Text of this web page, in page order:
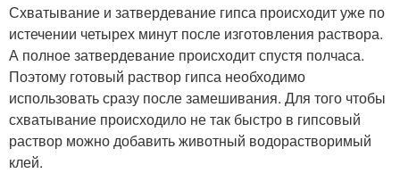
Схватывание и затвердевание гипса происходит уже по
истечении четырех минут после изготовления раствора.
А полное затвердевание происходит спустя полчаса.
Поэтому готовый раствор гипса необходимо
использовать сразу после замешивания. Для того чтобы
схватывание происходило не так быстро в гипсовый
раствор можно добавить животный водорастворимый
клей.